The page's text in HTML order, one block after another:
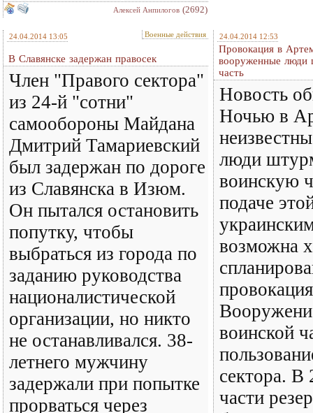
Алексей Анпилогов (2692)
24.04.2014 13:05 Военные действия
В Славянске задержан правосек
Член "Правого сектора"
из 24-й "сотни"
самообороны Майдана
Дмитрий Тамариевский
был задержан по дороге
из Славянска в Изюм.
Он пытался остановить
попутку, чтобы
выбраться из города по
заданию руководства
националистической
организации, но никто
не останавливался. 38-
летнего мужчину
задержали при попытке
прорваться через
24.04.2014 12:53
Провокация в
вооруженные люди
часть
Новость
Ночью в
люди
воинскую
подаче
возможна
воинской
сектора. В
части